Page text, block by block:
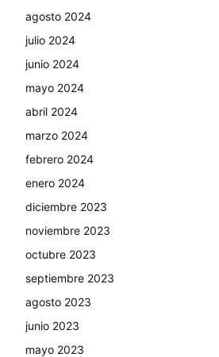
agosto 2024
julio 2024
junio 2024
mayo 2024
abril 2024
marzo 2024
febrero 2024
enero 2024
diciembre 2023
noviembre 2023
octubre 2023
septiembre 2023
agosto 2023
junio 2023
mayo 2023